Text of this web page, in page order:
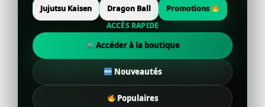
Jujutsu Kaisen Dragon Ball
Promotions
ACCÈS RAPIDE
Accéder à la boutique
Nouveautés
Populaires